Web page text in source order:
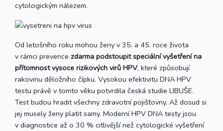
cytologickým nálezem.
Od letošního roku mohou ženy v 35. a 45. roce života
v rámci prevence zdarma podstoupit speciální vyšetření na
přítomnost vysoce rizikových virů HPV, které způsobují
rakovinu děložního čípku. Vysokou efektivitu DNA HPV
testu právě v tomto věku potvrdila česká studie LIBUŠE.
Test budou hradit všechny zdravotní pojišťovny. Až dosud si
jej musely ženy platit samy. Moderní HPV DNA testy jsou
v diagnostice až o 30 % citlivější než cytologické vyšetření